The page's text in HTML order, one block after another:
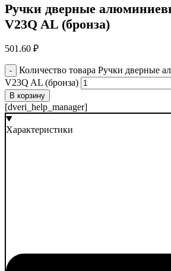
Ручки дверные
V23Q AL (бронза)
501.60 ₽
Количество товара Ручки дверные
V23Q AL (бронза)
В корзину
[dveri_help_manager]
Характеристики